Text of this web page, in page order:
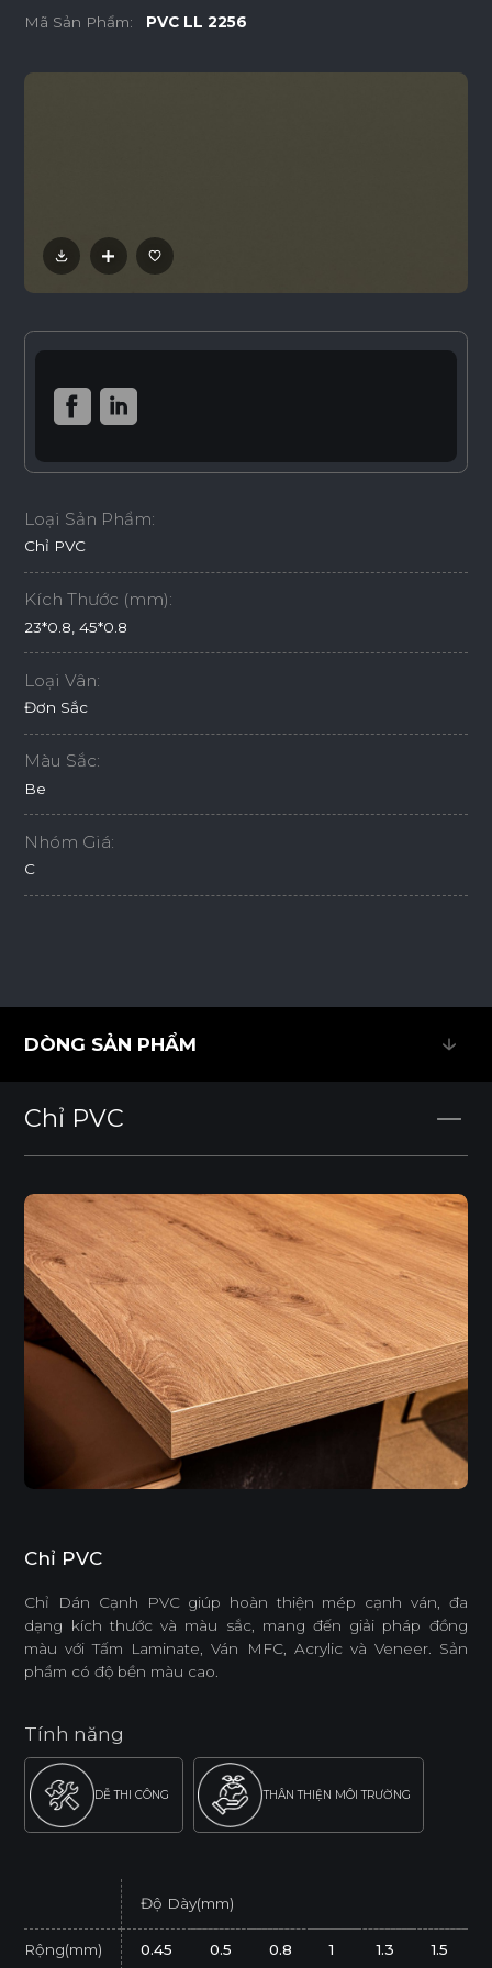
Mã Sản Phẩm: PVC LL 2256
Loại Sản Phẩm:
Chỉ PVC
Kích Thước (mm):
23*0.8, 45*0.8
Loại Vân:
Đơn Sắc
Màu Sắc:
Be
Nhóm Giá:
C
DÒNG SẢN PHẨM
Chỉ PVC
Chỉ PVC
Chỉ Dán Cạnh PVC giúp hoàn thiện mép cạnh ván, đa
dạng kích thước và màu sắc, mang đến giải pháp đồng
màu với Tấm Laminate, Ván MFC, Acrylic và Veneer. Sản
phẩm có độ bền màu cao.
Tính năng
DỄ THI CÔNG THÂN THIỆN MÔI TRƯỜNG
Độ Dày(mm)
Rộng(mm) 0.45 0.5 0.8 1 1.3 1.5